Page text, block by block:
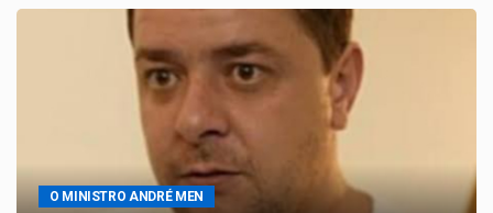
O MINISTRO ANDRÉ MEN